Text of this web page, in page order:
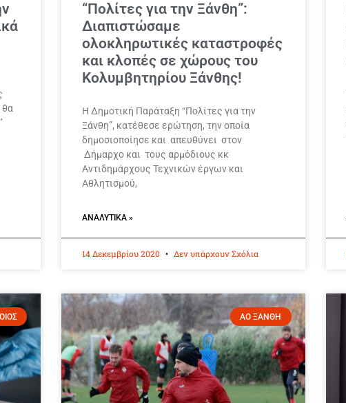
θα
“Πολίτες για την Ξάνθη”:
Διαπιστώσαμε
ολοκληρωτικές καταστροφές
και κλοπές σε χώρους του
Κολυμβητηρίου Ξάνθης!
Η Δημοτική Παράταξη “Πολίτες για την
Ξάνθη”, κατέθεσε ερώτηση, την οποία
δημοσιοποίησε και απευθύνει στον
Δήμαρχο και τους αρμόδιους κκ
Αντιδημάρχους Τεχνικών έργων και
Αθλητισμού,
ΑΝΑΛΥΤΙΚΆ »
14 Δεκεμβρίου 2020 Δεν υπάρχουν Σχόλια
ΑΟ ΞΑΝΘΗ